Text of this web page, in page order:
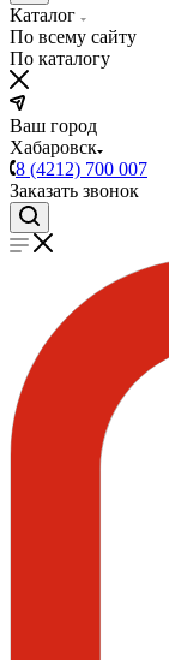
Каталог
По всему сайту
По каталогу
Ваш город
Хабаровск
8 (4212) 700 007
Заказать звонок